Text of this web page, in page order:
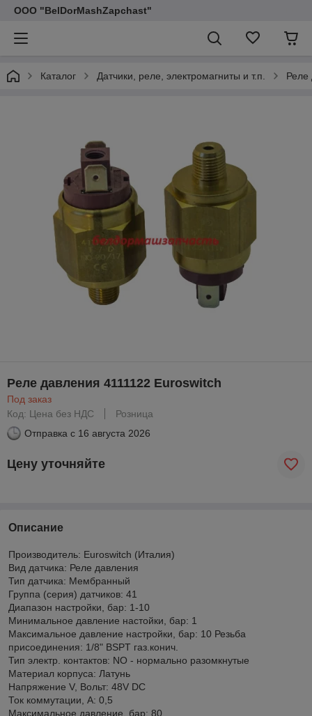
ООО "BelDorMashZapchast"
Каталог Датчики, реле, электромагниты и т.п. Реле
Реле давления 4111122 Euroswitch
Под заказ
Код: Цена без НДС
Розница
Отправка с 16 августа 2026
Цену уточняйте
Описание
Производитель: Euroswitch (Италия)
Вид датчика: Реле давления
Тип датчика: Мембранный
Группа (серия) датчиков: 41
Диапазон настройки, бар: 1-10
Минимальное давление настойки, бар: 1
Максимальное давление настройки, бар: 10 Резьба
присоединения: 1/8" BSPT газ.конич.
Тип электр. контактов: NO - нормально разомкнутые
Материал корпуса: Латунь
Напряжение V, Вольт: 48V DC
Ток коммутации, А: 0,5
Максимальное давление, бар: 80